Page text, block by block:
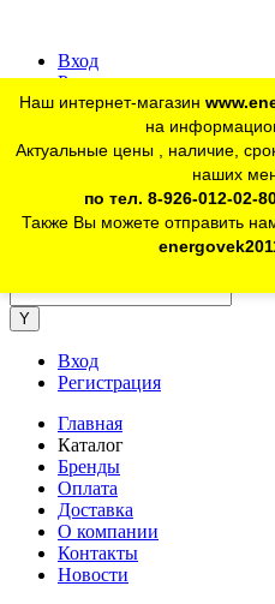
Вход
Регистрация
Для юр.
telegram Розничный
Наш интернет-магазин
на
Актуальные цены , наличие,
наших
по тел. 8-926-012-02-
Также Вы можете отправить
Вход
Регистрация
Главная
Каталог
Бренды
Оплата
Доставка
О компании
Контакты
Новости